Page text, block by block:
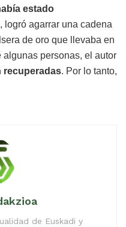
estado
logró agarrar una cadena
de oro que llevaba en
algunas personas, el autor
recuperadas. Por lo tanto,
de Euskadi y